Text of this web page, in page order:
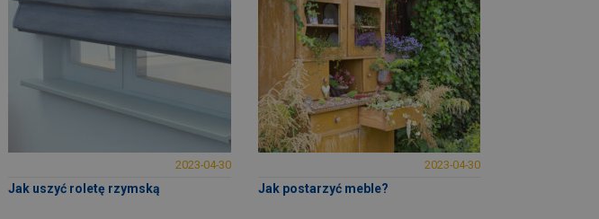
2023-04-30
Jak uszyć roletę rzymską
2023-04-30
Jak postarzyć meble?